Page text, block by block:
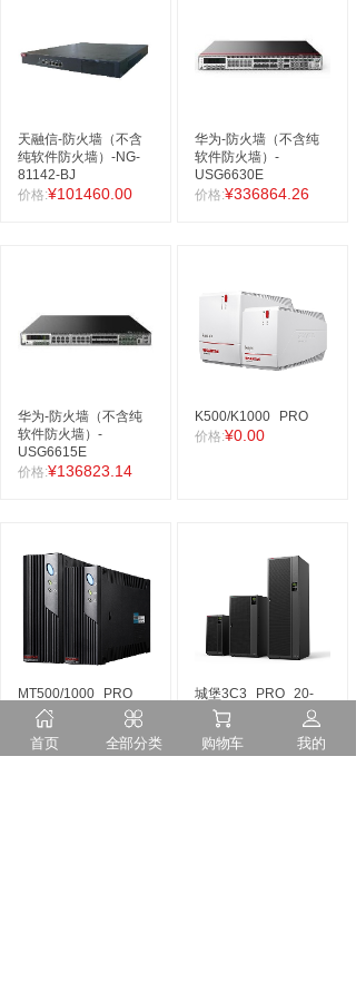
天融信-防火墙（不含
纯软件防火墙）-NG-
81142-BJ
价格:¥101460.00
华为-防火墙（不含纯
软件防火墙）-
USG6630E
价格:¥336864.26
华为-防火墙（不含纯
软件防火墙）-
USG6615E
价格:¥136823.14
K500/K1000
PRO
价格:¥0.00
MT500/1000
PRO
价格:¥0.00
城堡3C3 PRO 20-
200kVA
价格: ¥0.00
首页 全部分类 购物车 我的